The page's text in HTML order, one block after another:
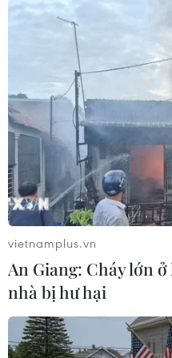
25/06/2026 10:14
Hồ Yên Trung - điểm
cho những chuyến dã
tuần
24/06/2026 00:00
Bất động sản du lịch
thành "kênh lưu trú
Giải Pickleball Báo Thể
hóa 2026: Lan tỏa tinh
và kết nối cộng đồng
vietnamplus.vn
An Giang: Cháy lớn
nhà bị hư hại